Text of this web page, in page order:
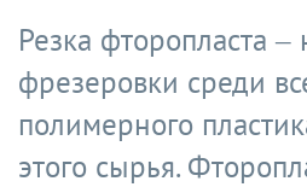
Резка фторопласта
фрезеровки среди
полимерного
этого сырья.